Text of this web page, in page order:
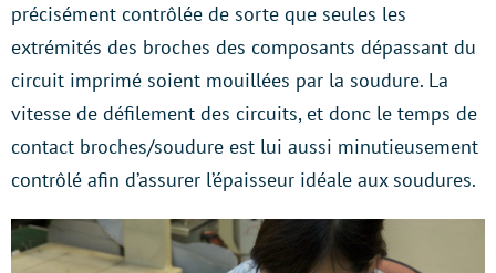
précisément contrôlée de sorte que seules les
extrémités des broches des composants dépassant du
circuit imprimé soient mouillées par la soudure. La
vitesse de défilement des circuits, et donc le temps de
contact broches/soudure est lui aussi minutieusement
contrôlé afin d’assurer l’épaisseur idéale aux soudures.